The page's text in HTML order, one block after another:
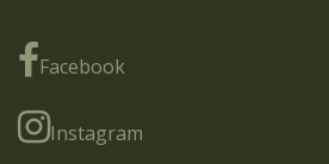
Facebook
Instagram